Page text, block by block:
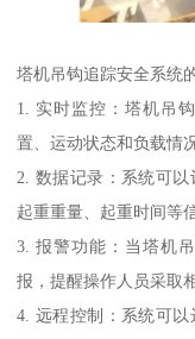
塔机吊钩追踪安全系统
1. 实时监控：塔机吊
置、运动状态和负载情
2. 数据记录：系统可以
起重重量、起重时间等
3. 报警功能：当塔机
报，提醒操作人员采取
4. 远程控制：系统可